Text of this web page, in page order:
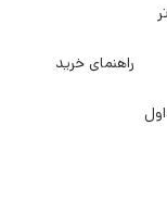
راهنمای خرید